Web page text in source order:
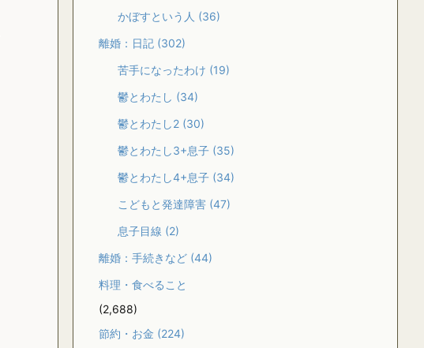
かぼすという人 (36)
離婚：日記 (302)
苦手になったわけ (19)
鬱とわたし (34)
鬱とわたし2 (30)
鬱とわたし3+息子 (35)
鬱とわたし4+息子 (34)
こどもと発達障害 (47)
息子目線 (2)
離婚：手続きなど (44)
料理・食べること
(2,688)
節約・お金 (224)